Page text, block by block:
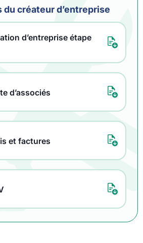
du créateur d’entreprise
d’entreprise étape
d’associés
et factures